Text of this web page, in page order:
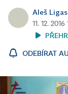
Aleš Ligas
11. 12.
ODEBÍRAT